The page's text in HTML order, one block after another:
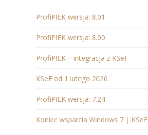
ProfiPIEK wersja: 8.01
ProfiPIEK wersja: 8.00
ProfiPIEK – integracja z KSeF
KSeF od 1 lutego 2026
ProfiPIEK wersja: 7.24
Koniec wsparcia Windows 7 | KSeF